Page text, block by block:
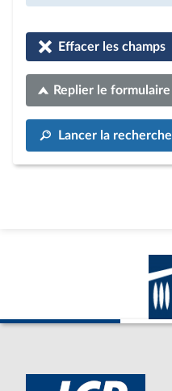
Effacer les champs
Replier le formulaire
Lancer la recherche